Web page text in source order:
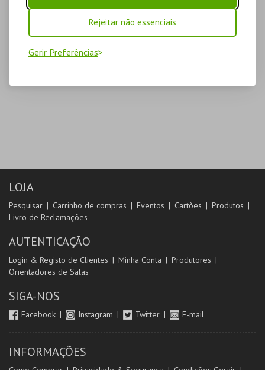
Rejeitar não essenciais
Gerir Preferências
LOJA
Pesquisar Carrinho de compras Eventos Cartões
Produtos
Livro de Reclamações
AUTENTICAÇÃO
Login & Registo de Clientes Minha Conta
Produtores
Orientadores de Salas
SIGA-NOS
Facebook Instagram Twitter E-mail
INFORMAÇÕES